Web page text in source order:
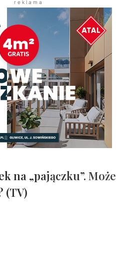
r e k l a m a
na „pajączku”. Może
(TV)